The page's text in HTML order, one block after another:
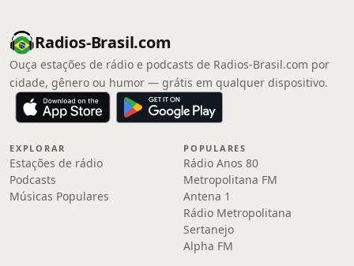
Radios-Brasil.com
Ouça estações de rádio e podcasts de Radios-Brasil.com por
cidade, gênero ou humor — grátis em qualquer dispositivo.
EXPLORAR
Estações de rádio
Podcasts
Músicas Populares
POPULARES
Rádio Anos 80
Metropolitana FM
Antena 1
Rádio Metropolitana
Sertanejo
Alpha FM